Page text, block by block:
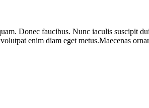
Donec faucibus. Nunc iaculis suscipit
enim diam eget metus.Maecenas